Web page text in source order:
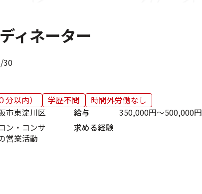
ィネーター
30
以内） 学歴不問
時間外労働なし
市東淀川区 給与
350,000円〜500,000円
ン・コンサ
営業活動
求める経験